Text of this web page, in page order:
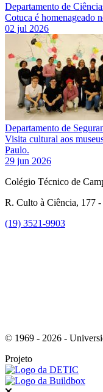
Departamento de
Cotuca é homenageado
02 jul 2026
Departamento de
Visita cultural aos
Paulo.
29 jun 2026
Colégio Técnico de
R. Culto à Ciência, 177
(19) 3521-9903
© 1969 - 2026 -
Projeto